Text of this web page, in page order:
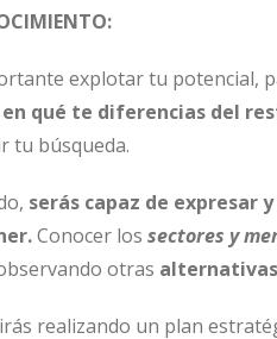
explotar tu potencial,
en qué te diferencias del
tu búsqueda.
serás capaz de expresar
Conocer los sectores y
otras
realizando un plan